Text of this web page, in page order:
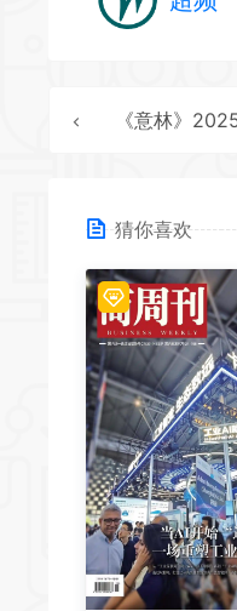
《意林》
猜你喜欢